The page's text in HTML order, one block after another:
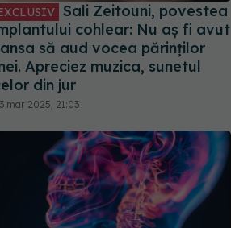
Sali Zeitouni, povestea
cohlear: Nu aș fi avut
să aud vocea părinților
Apreciez muzica, sunetul
din jur
mar 2025, 21:03